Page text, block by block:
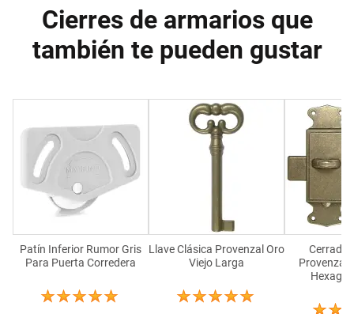
Cierres de armarios que
también te pueden gustar
Patín Inferior Rumor Gris
Para Puerta Corredera
Llave Clásica Provenzal Oro
Viejo Larga
Provenzal